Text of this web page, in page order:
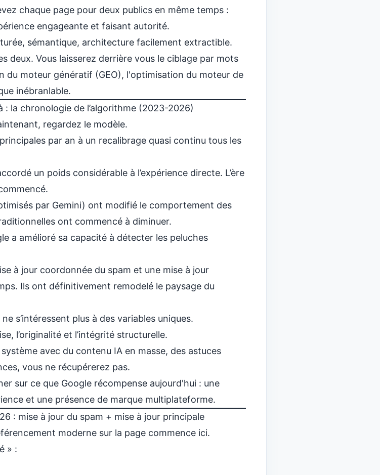
chaque page pour deux publics en même temps :
engageante et faisant autorité.
sémantique, architecture facilement extractible.
deux. Vous laisserez derrière vous le ciblage par mots
du moteur génératif (GEO), l'optimisation du moteur de
inébranlable.
la chronologie de l’algorithme (2023-2026)
regardez le modèle.
par an à un recalibrage quasi continu tous les
un poids considérable à l’expérience directe. L’ère
par Gemini) ont modifié le comportement des
ont commencé à diminuer.
a amélioré sa capacité à détecter les peluches
à jour coordonnée du spam et une mise à jour
Ils ont définitivement remodelé le paysage du
s’intéressent plus à des variables uniques.
l’originalité et l’intégrité structurelle.
avec du contenu IA en masse, des astuces
vous ne récupérerez pas.
sur ce que Google récompense aujourd'hui : une
et une présence de marque multiplateforme.
: mise à jour du spam + mise à jour principale
moderne sur la page commence ici.
» :